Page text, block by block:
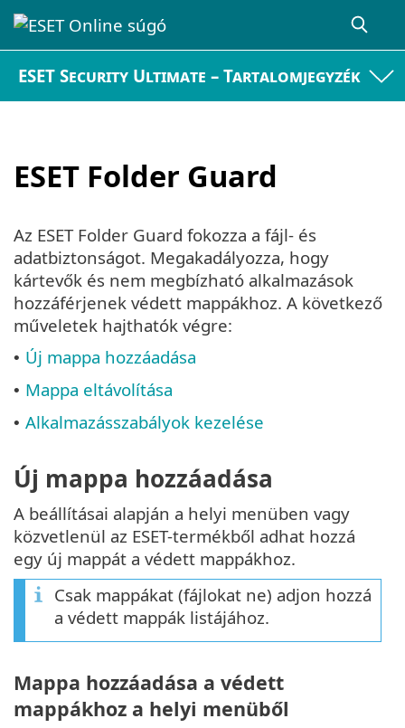
ESET Security Ultimate – Tartalomjegyzék
ESET Folder Guard
Az ESET Folder Guard fokozza a fájl- és
adatbiztonságot. Megakadályozza, hogy
kártevők és nem megbízható alkalmazások
hozzáférjenek védett mappákhoz. A következő
műveletek hajthatók végre:
• Új mappa hozzáadása
• Mappa eltávolítása
• Alkalmazásszabályok kezelése
Új mappa hozzáadása
A beállításai alapján a helyi menüben vagy
közvetlenül az ESET-termékből adhat hozzá
egy új mappát a védett mappákhoz.
Csak mappákat (fájlokat ne) adjon hozzá
a védett mappák listájához.
Mappa hozzáadása a védett
mappákhoz a helyi menüből